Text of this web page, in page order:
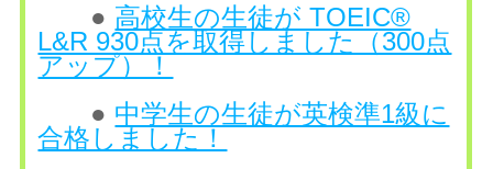
● 高校生の生徒が TOEIC®
L&R 930点を取得しました（300点
アップ）！
● 中学生の生徒が英検準1級に
合格しました！